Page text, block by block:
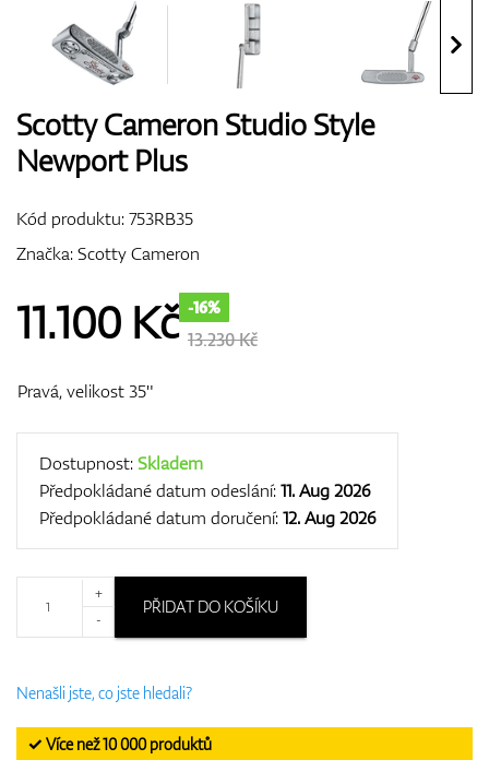
Bagy
GPS/Dálkoměry
Dárkové poukazy
Scotty Cameron Studio Style
Newport Plus
Kód produktu:753RB35
Značka:Scotty Cameron
11.100 Kč -16%
13.230 Kč
Pravá, velikost 35"
Dostupnost:Skladem
Předpokládané datum odeslání:11. Aug 2026
Předpokládané datum doručení:12. Aug 2026
+
-
PŘIDAT DO KOŠÍKU
Nenašli jste, co jste hledali?
✓ Více než 10 000 produktů